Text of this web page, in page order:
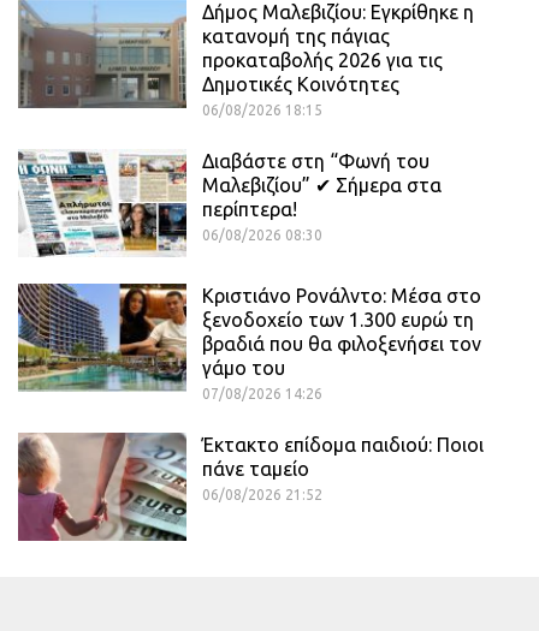
Δήμος Μαλεβιζίου: Εγκρίθηκε η
κατανομή της πάγιας
προκαταβολής 2026 για τις
Δημοτικές Κοινότητες
06/08/2026 18:15
Διαβάστε στη “Φωνή του
Μαλεβιζίου” ✔ Σήμερα στα
περίπτερα!
06/08/2026 08:30
Κριστιάνο Ρονάλντο: Μέσα στο
ξενοδοχείο των 1.300 ευρώ τη
βραδιά που θα φιλοξενήσει τον
γάμο του
07/08/2026 14:26
Έκτακτο επίδομα παιδιού: Ποιοι
πάνε ταμείο
06/08/2026 21:52